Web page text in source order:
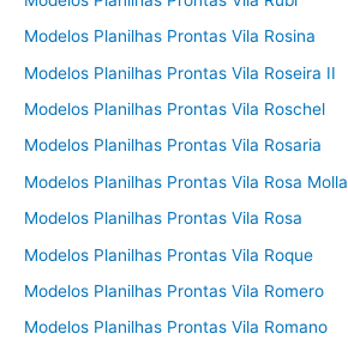
Modelos Planilhas Prontas Vila Rosina
Modelos Planilhas Prontas Vila Roseira II
Modelos Planilhas Prontas Vila Roschel
Modelos Planilhas Prontas Vila Rosaria
Modelos Planilhas Prontas Vila Rosa Molla
Modelos Planilhas Prontas Vila Rosa
Modelos Planilhas Prontas Vila Roque
Modelos Planilhas Prontas Vila Romero
Modelos Planilhas Prontas Vila Romano